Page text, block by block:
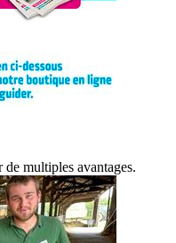
multiples avantages.